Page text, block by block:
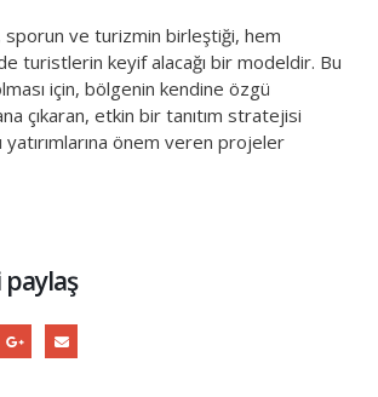
sporun ve turizmin birleştiği, hem
turistlerin keyif alacağı bir modeldir. Bu
için, bölgenin kendine özgü
çıkaran, etkin bir tanıtım stratejisi
önem veren projeler